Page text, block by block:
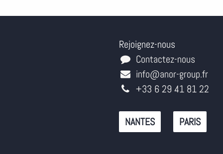
Rejoignez-nous
Contactez-nous
info@anor-group.fr
+33 6 29 41 81 22
NANTES PARIS